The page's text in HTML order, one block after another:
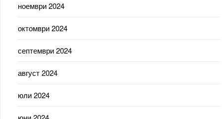
ноември 2024
октомври 2024
септември 2024
август 2024
юли 2024